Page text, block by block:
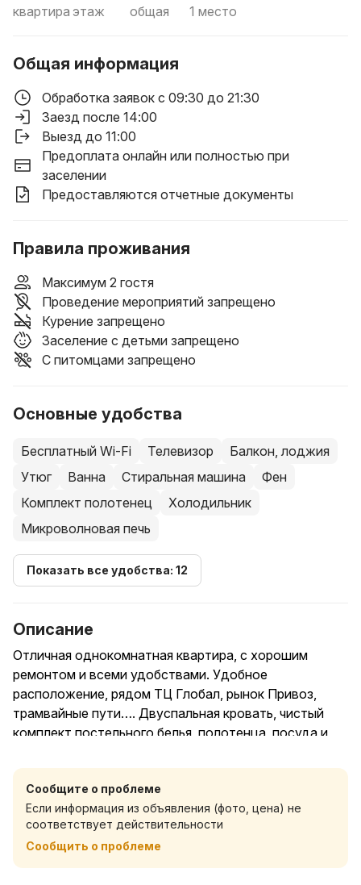
квартира этаж общая 1 место
Общая информация
Обработка заявок с 09:30 до 21:30
Заезд после 14:00
Выезд до 11:00
Предоплата онлайн или полностью при
заселении
Предоставляются отчетные документы
Правила проживания
Максимум 2 гостя
Проведение мероприятий запрещено
Курение запрещено
Заселение с детьми запрещено
С питомцами запрещено
Основные удобства
Бесплатный Wi-Fi Телевизор
Балкон, лоджия
Утюг
Ванна Стиральная машина
Фен
Комплект полотенец
Холодильник
Микроволновая печь
Показать все удобства: 12
Описание
Отличная однокомнатная квартира, с хорошим
ремонтом и всеми удобствами. Удобное
расположение, рядом ТЦ Глобал, рынок Привоз,
трамвайные пути…. Двуспальная кровать, чистый
комплект постельного белья, полотенца, посуда и
Не для компаний и вечеринок!!!
Предоплата, полная либо частичная, только
приветствуется. При позднем заселении -
обязательна
Сообщите о проблеме
Если информация из объявления (фото, цена) не
соответствует действительности
Сообщить о проблеме